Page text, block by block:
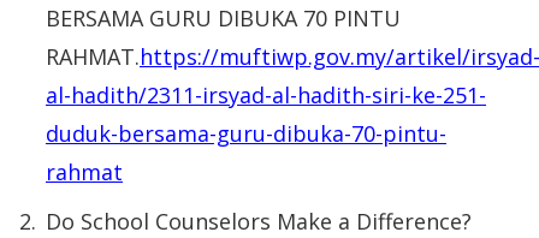
BERSAMA GURU DIBUKA 70 PINTU
RAHMAT.https://muftiwp.gov.my/artikel/irsyad-
al-hadith/2311-irsyad-al-hadith-siri-ke-251-
duduk-bersama-guru-dibuka-70-pintu-
rahmat
Do School Counselors Make a Difference?